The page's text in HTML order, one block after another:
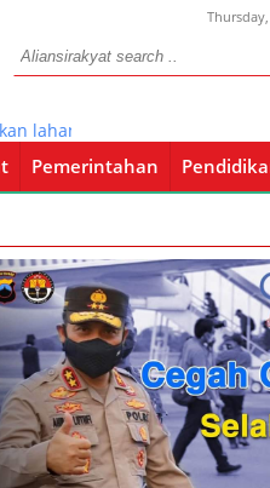
pekarangan untuk bercocok
Pemerintahan
Pendidikan Kesehatan